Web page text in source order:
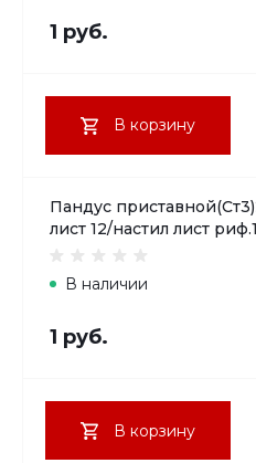
1 руб.
В корзину
Пандус
лист 12/настил лист
В наличии
1 руб.
В корзину